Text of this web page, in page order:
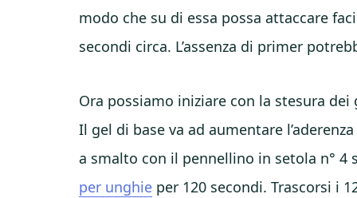
modo che su di essa possa attaccare
secondi circa. L’assenza di primer
Ora possiamo iniziare con la stesura
Il gel di base va ad aumentare
a smalto con il pennellino in setola n°
per unghie per 120 secondi. Trascorsi i